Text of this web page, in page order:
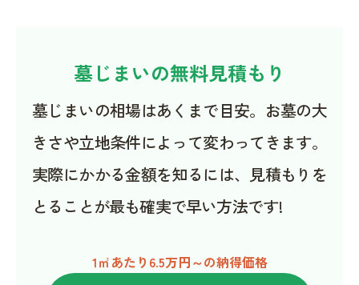
墓じまいの無料見積もり
墓じまいの相場はあくまで目安。お墓の大
きさや立地条件によって変わってきます。
実際にかかる金額を知るには、見積もりを
とることが最も確実で早い方法です!
1㎡あたり6.5万円～の納得価格